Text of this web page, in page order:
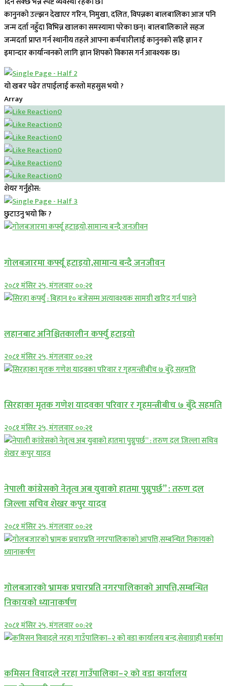
कानुनको उल्झन देखाएर गरिन, निमुखा, दलित, विपन्नका बालबालिका आज पनि
जन्म दर्ता नहुँदा विभिन्न खालका समस्यामा परेका छन्। बालबालिकाले सहज
जन्मदर्ता प्राप्त गर्न स्थानीय तहले आफ्ना कर्मचारीलाई कानुनको सहि ज्ञान र
इमान्दार कार्यान्वनको लागि ज्ञान शिपको विकास गर्न आवश्यक छ।
यो खबर पढेर तपाईलाई कस्तो महसुस भयो ?
Array
0
0
0
0
0
0
शेयर गर्नुहोस:
छुटाउनु भयो कि ?
गोलबजारमा कर्फ्यू हटाइयो,सामान्य बन्दै जनजीवन
२०८१ मंसिर २५, मंगलवार ००:२१
लहानबाट अनिश्चितकालीन कर्फ्यु हटाइयो
२०८१ मंसिर २५, मंगलवार ००:२१
सिरहाका मृतक गणेश यादवका परिवार र गृहमन्त्रीबीच ७ बुँदे सहमति
२०८१ मंसिर २५, मंगलवार ००:२१
नेपाली कांग्रेसको नेतृत्व अब युवाको हातमा पुग्नुपर्छ” : तरुण दल
जिल्ला सचिव शेखर कपुर यादव
२०८१ मंसिर २५, मंगलवार ००:२१
गोलबजारको भ्रामक प्रचारप्रति नगरपालिकाको आपत्ति,सम्बन्धित
निकायको ध्यानाकर्षण
२०८१ मंसिर २५, मंगलवार ००:२१
कमिसन विवादले नरहा गाउँपालिका–२ को वडा कार्यालय